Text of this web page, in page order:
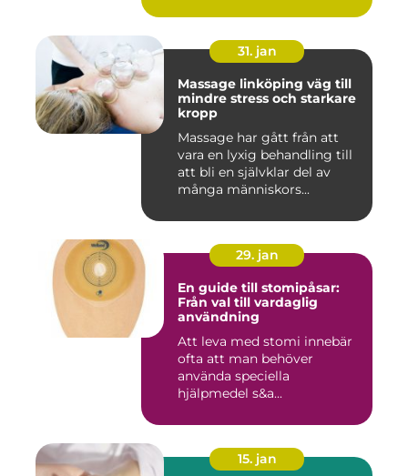
31. jan
Massage linköping väg till
mindre stress och starkare
kropp
Massage har gått från att
vara en lyxig behandling till
att bli en självklar del av
många människors...
29. jan
En guide till stomipåsar:
Från val till vardaglig
användning
Att leva med stomi innebär
ofta att man behöver
använda speciella
hjälpmedel s&a...
15. jan